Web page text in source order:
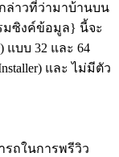
ล่าวที่ว่ามาบ้านบน
มซิงค์ข้อมูล} นี้จะ
บบ 32 และ 64
และ ไม่มีตัว
ถในการพรีวิว